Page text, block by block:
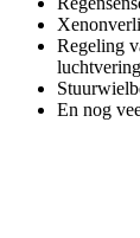
Regeling
En nog